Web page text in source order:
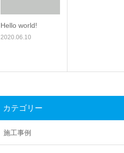
Hello world!
2020.06.10
カテゴリー
施工事例